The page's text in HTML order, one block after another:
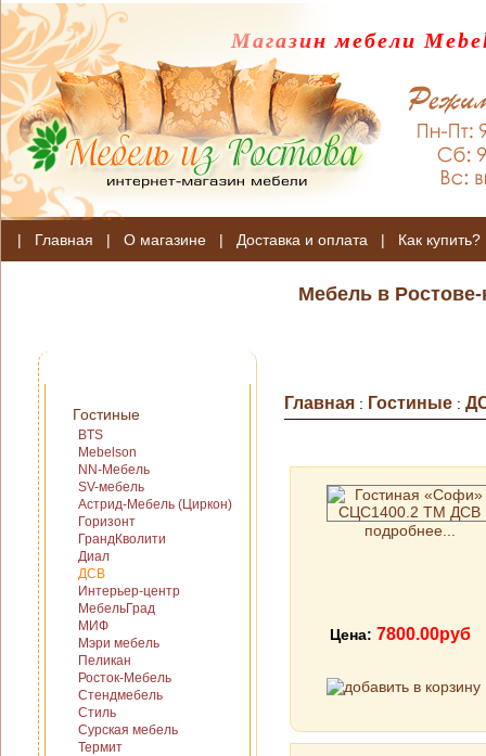
Магазин мебели
| Главная | О магазине | Доставка и оплата | Как купить?
Мебель в
Гостиные
BTS
Mebelson
NN-Мебель
SV-мебель
Астрид-Мебель (Циркон)
Горизонт
ГрандКволити
Диал
ДСВ
Интерьер-центр
МебельГрад
МИФ
Мэри мебель
Пеликан
Росток-Мебель
Стендмебель
Стиль
Сурская мебель
Термит
Главная : Гостиные :
подробнее...
Цена: 7800.00руб